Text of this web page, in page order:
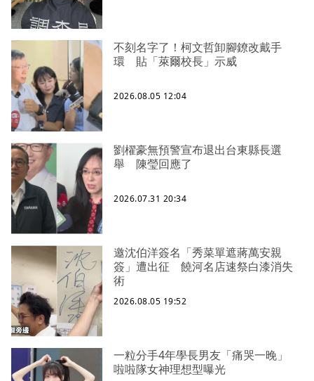
不刻名字了！柯文哲卸腳鐐改戴手
環 貼「萊爾校長」示威
2026.08.05 12:04
劉櫂豪無預警宣布退出台東縣長選
舉 陳瑩回應了
2026.07.31 20:34
邀沈伯洋簽名「秀菜單遮蔣萬安親
簽」遭出征 饒河名店速祭白漆消失
術
2026.08.05 19:52
一粒分手4年學長男友「痛哭一晚」
啦啦隊女神理想型曝光